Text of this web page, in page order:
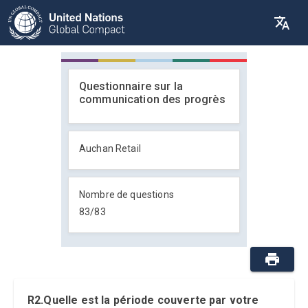
Questionnaire sur la
communication des progrès
Auchan Retail
Nombre de questions
83/83
R2.Quelle est la période couverte par votre